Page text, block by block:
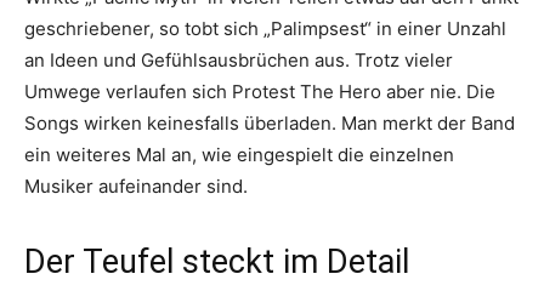
geschriebener, so tobt sich „Palimpsest“ in einer Unzahl
an Ideen und Gefühlsausbrüchen aus. Trotz vieler
Umwege verlaufen sich Protest The Hero aber nie. Die
Songs wirken keinesfalls überladen. Man merkt der Band
ein weiteres Mal an, wie eingespielt die einzelnen
Musiker aufeinander sind.
Der Teufel steckt im Detail